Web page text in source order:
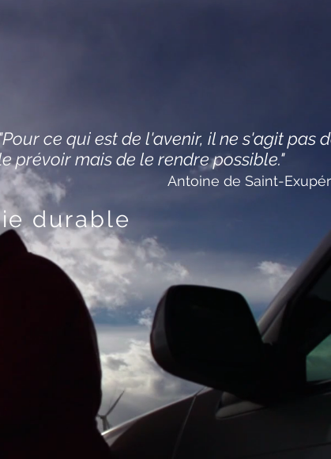
"Pour ce qui est de l'avenir, il ne s'agit pas
prévoir mais de le rendre possible."
Antoine de Saint-
durable